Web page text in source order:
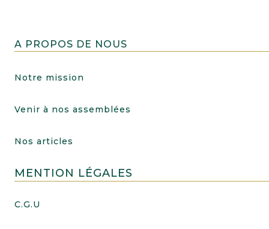
A PROPOS DE NOUS
Notre mission
Venir à nos assemblées
Nos articles
MENTION LÉGALES
C.G.U